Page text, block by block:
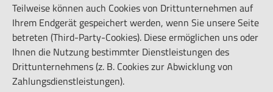
Teilweise können auch Cookies von Drittunternehmen auf
Ihrem Endgerät gespeichert werden, wenn Sie unsere Seite
betreten (Third-Party-Cookies). Diese ermöglichen uns oder
Ihnen die Nutzung bestimmter Dienstleistungen des
Drittunternehmens (z. B. Cookies zur Abwicklung von
Zahlungsdienstleistungen).